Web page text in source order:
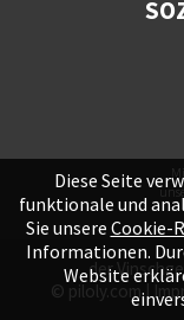
der
© piloly.com |
Diese Seite
funktionale und
Sie unsere Cookie-
Informationen.
Website